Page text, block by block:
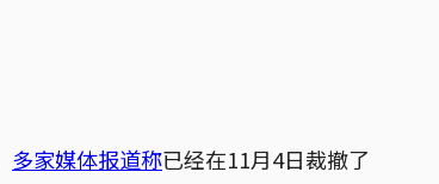
多家媒体报道称已经在11月4日裁撤了